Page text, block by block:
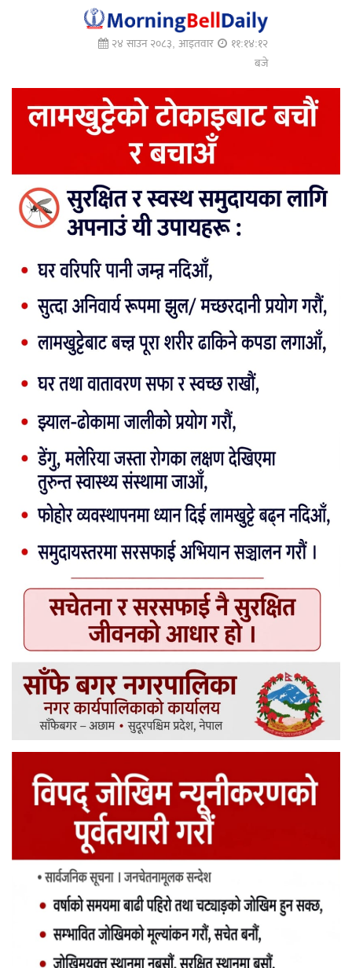
२४ साउन २०८३, आइतवार
११:१४:१३
बजे